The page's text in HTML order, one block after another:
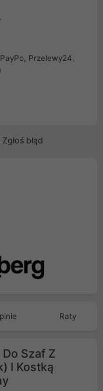
Przelewy24,
Zgłoś błąd
Raty
Szaf Z
I Kostką